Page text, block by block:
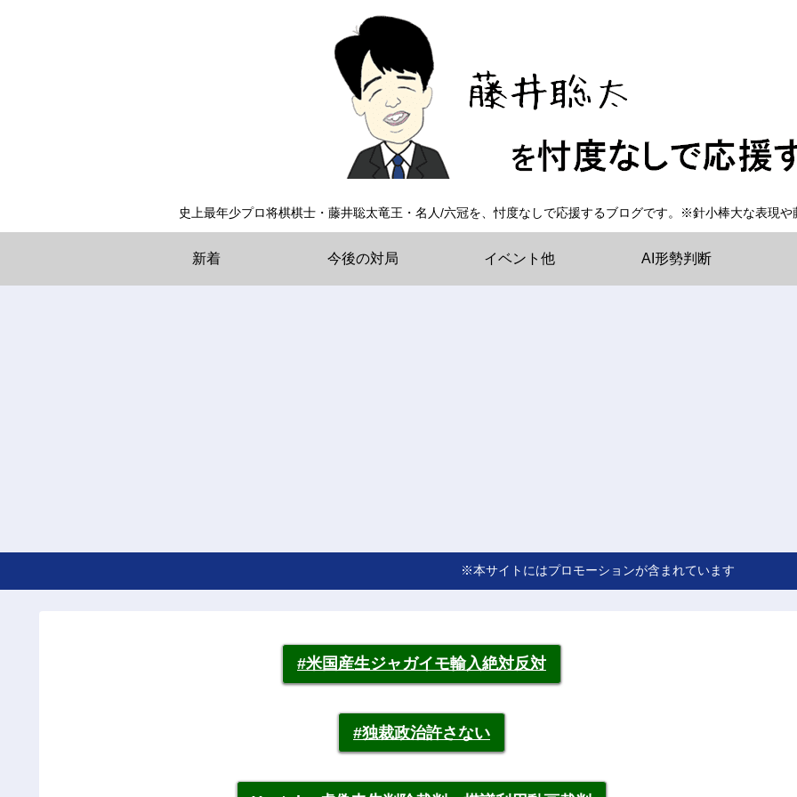
史上最年少プロ将棋棋士・藤井聡太竜王・名人/六冠を、忖度なしで応援するブログです。※針小棒大な表現
新着 今後の対局 イベント他 AI形勢判断
※本サイトにはプロモーションが含まれています
#米国産生ジャガイモ輸入絶対反対
#独裁政治許さない